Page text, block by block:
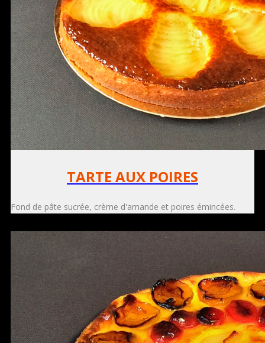
TARTE AUX POIRES
Fond de pâte sucrée, crème d'amande et poires émincées.